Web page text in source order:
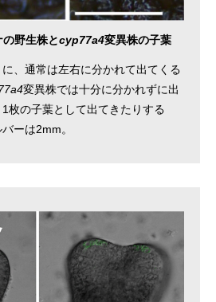
野生株とcyp77a4変異株の子葉
、通常は左右に分かれて出てくる
変異株では十分に分かれずに出
枚の子葉として出てきたりする
ーは2mm。